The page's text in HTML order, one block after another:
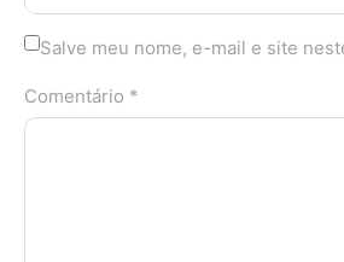
Salve meu nome, e-mail e site
Comentário *